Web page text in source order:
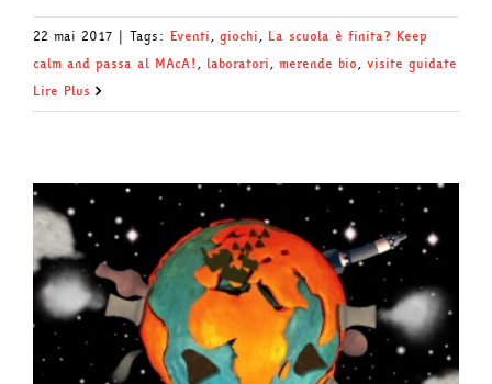
22 mai 2017 | Tags: Eventi, giochi, La scuola è finita? Keep
calm and passa al MAcA!, laboratori, merende bio, visite guidate
Lire Plus